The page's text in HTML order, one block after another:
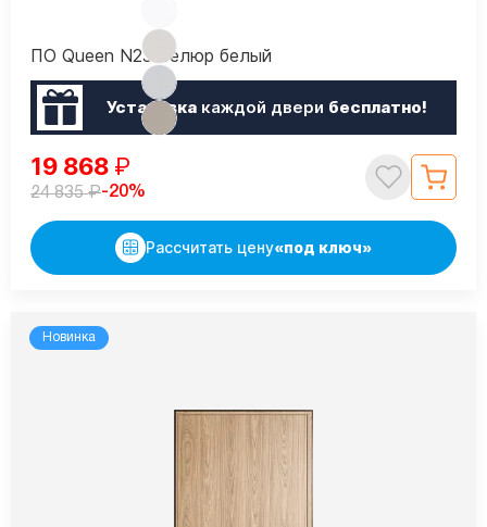
ПО Queen N23 Велюр белый
Установкакаждой двери бесплатно!
19 868 ₽
24 835₽-20%
Рассчитать цену«под ключ»
Новинка